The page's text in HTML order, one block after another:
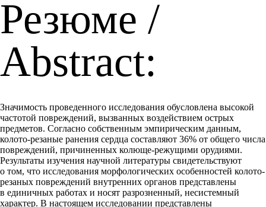
Резюме /
Abstract:
Значимость проведенного исследования обусловлена высокой
частотой повреждений, вызванных воздействием острых
предметов. Согласно собственным эмпирическим данным,
колото-резаные ранения сердца составляют 36% от общего числа
повреждений, причиненных колюще-режущими орудиями.
Результаты изучения научной литературы свидетельствуют
о том, что исследования морфологических особенностей колото-
резаных повреждений внутренних органов представлены
в единичных работах и носят разрозненный, несистемный
характер. В настоящем исследовании представлены